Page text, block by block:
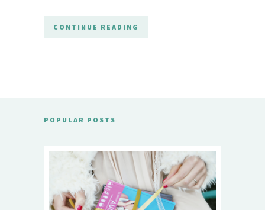
CONTINUE READING
POPULAR POSTS